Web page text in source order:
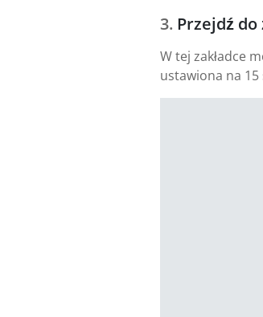
Przejdź
W tej zakładce
ustawiona na